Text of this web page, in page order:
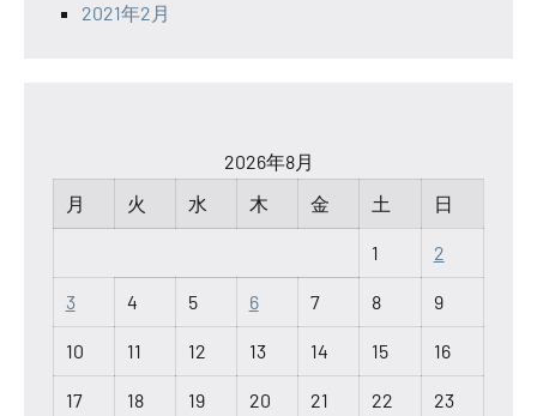
2021年2月
2026年8月
月
火 水 木 金 土 日
1 2
3 4 5 6 7 8 9
10 11 12 13 14 15 16
17 18 19 20 21 22 23